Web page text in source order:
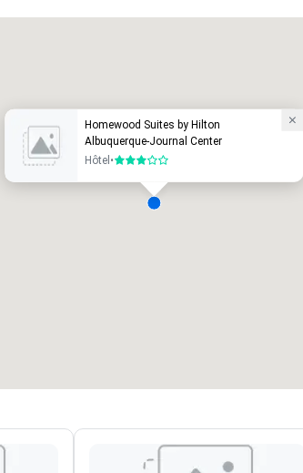
Homewood Suites by Hilton
Albuquerque-Journal Center
Hôtel •3 sur 5